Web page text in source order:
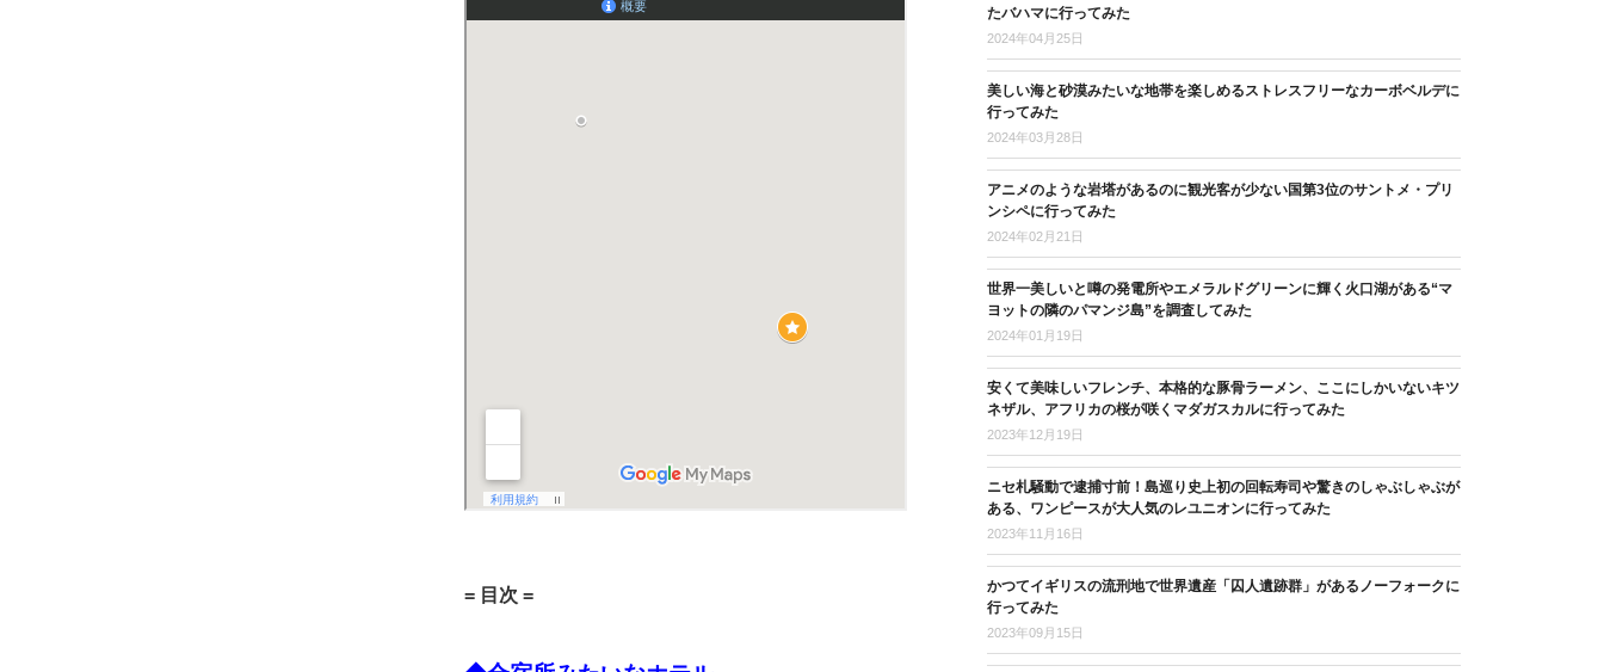
= 目次 =
たバハマに行ってみた
2024年04月25日
美しい海と砂漠みたいな地帯を楽しめるストレスフリーなカーボベルデに
行ってみた
2024年03月28日
アニメのような岩塔があるのに観光客が少ない国第3位のサントメ・プリ
ンシペに行ってみた
2024年02月21日
世界一美しいと噂の発電所やエメラルドグリーンに輝く火口湖がある“マ
ヨットの隣のパマンジ島”を調査してみた
2024年01月19日
安くて美味しいフレンチ、本格的な豚骨ラーメン、ここにしかいないキツ
ネザル、アフリカの桜が咲くマダガスカルに行ってみた
2023年12月19日
ニセ札騒動で逮捕寸前！島巡り史上初の回転寿司や驚きのしゃぶしゃぶが
ある、ワンピースが大人気のレユニオンに行ってみた
2023年11月16日
かつてイギリスの流刑地で世界遺産「囚人遺跡群」があるノーフォークに
行ってみた
2023年09月15日